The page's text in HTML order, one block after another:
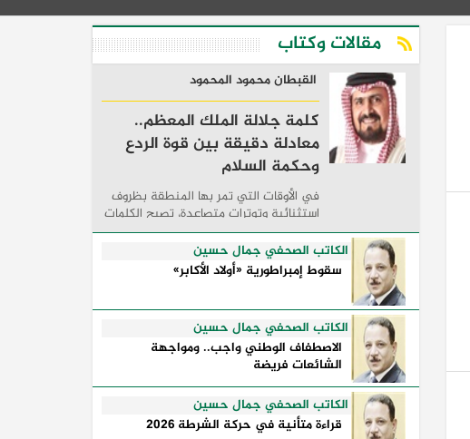
مقالات وكتاب
القبطان محمود المحمود
كلمة جلالة الملك المعظم..
معادلة دقيقة بين قوة الردع
وحكمة السلام
في الأوقات التي تمر بها المنطقة بظروف
استثنائية وتوترات متصاعدة، تصبح الكلمات
السياسية أكثر من مجرد مواقف معلنة؛ فهي
تكشف طريقة تفكير الدول، وكيفية إدارتها
للأزمات، والحدود التي تفصل بين القوة ...
الكاتب الصحفي جمال حسين
سقوط إمبراطورية «أولاد الأكابر»
الكاتب الصحفي جمال حسين
الاصطفاف الوطني واجب.. ومواجهة
الشائعات فريضة
الكاتب الصحفي جمال حسين
قراءة متأنية في حركة الشرطة 2026